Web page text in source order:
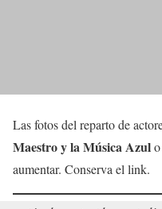
Las fotos del reparto de
Maestro y la Música Azulo
aumentar. Conserva el link.